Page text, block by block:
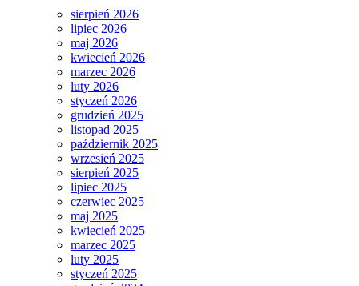
sierpień 2026
lipiec 2026
maj 2026
kwiecień 2026
marzec 2026
luty 2026
styczeń 2026
grudzień 2025
listopad 2025
październik 2025
wrzesień 2025
sierpień 2025
lipiec 2025
czerwiec 2025
maj 2025
kwiecień 2025
marzec 2025
luty 2025
styczeń 2025